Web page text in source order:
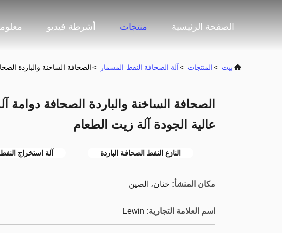
الصفحة الرئيسية منتجات أشرطة فيديو
بيت >المنتجات >آلة الصحافة النفط المسمار >الصحافة الساخنة والباردة
الصحافة الساخنة والباردة الصحافة دوامة
عالية الجودة آلة زيت الطعام
النازع النفط الصحافة الباردة آلة استخراج
مكان المنشأ: خنان، الصين
اسم العلامة التجارية: Lewin